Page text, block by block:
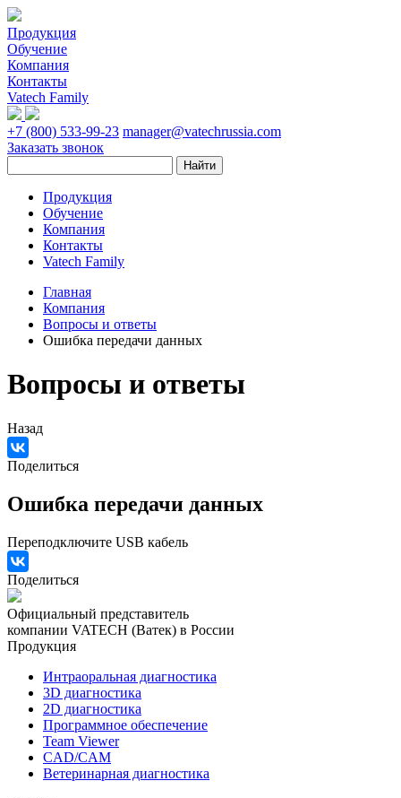
Продукция
Обучение
Компания
Контакты
Vatech Family
+7 (800) 533-99-23 manager@vatechrussia.com
Заказать звонок
Продукция
Обучение
Компания
Контакты
Vatech Family
Главная
Компания
Вопросы и ответы
Ошибка передачи данных
Вопросы и ответы
Назад
Поделиться
Ошибка передачи данных
Переподключите USB кабель
Поделиться
Официальный представитель
компании VATECH (Ватек) в России
Продукция
Интраоральная диагностика
3D диагностика
2D диагностика
Программное обеспечение
Team Viewer
CAD/CAM
Ветеринарная диагностика